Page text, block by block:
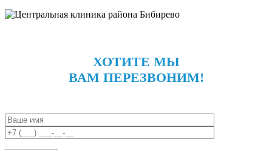
ХОТИТЕ МЫ
ВАМ ПЕРЕЗВОНИМ!